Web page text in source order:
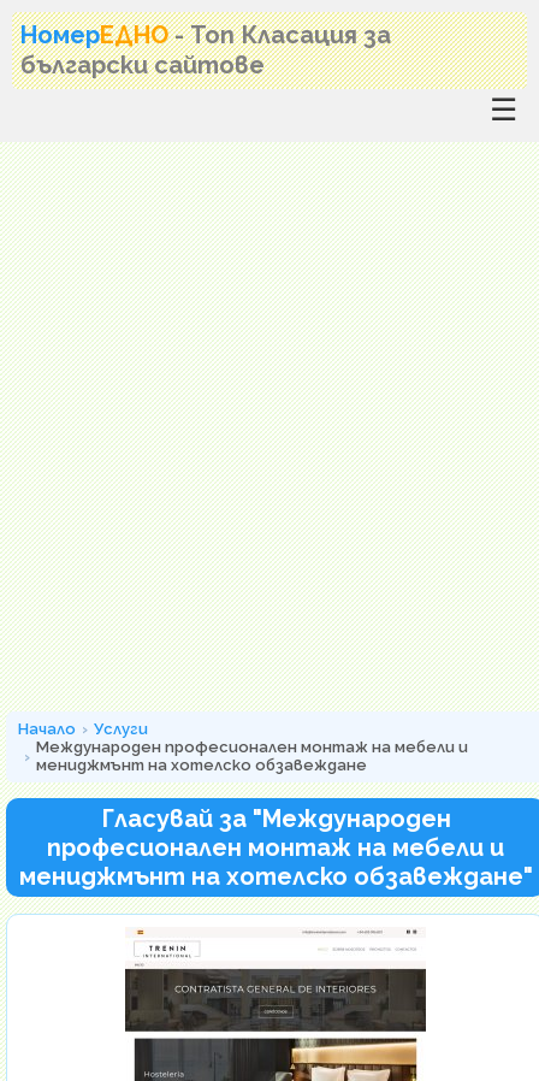
НомерЕДНО - Топ Класация за
български сайтове
☰
Начало
Услуги
Международен професионален монтаж на мебели и
мениджмънт на хотелско обзавеждане
Гласувай за "Международен
професионален монтаж на мебели и
мениджмънт на хотелско обзавеждане"